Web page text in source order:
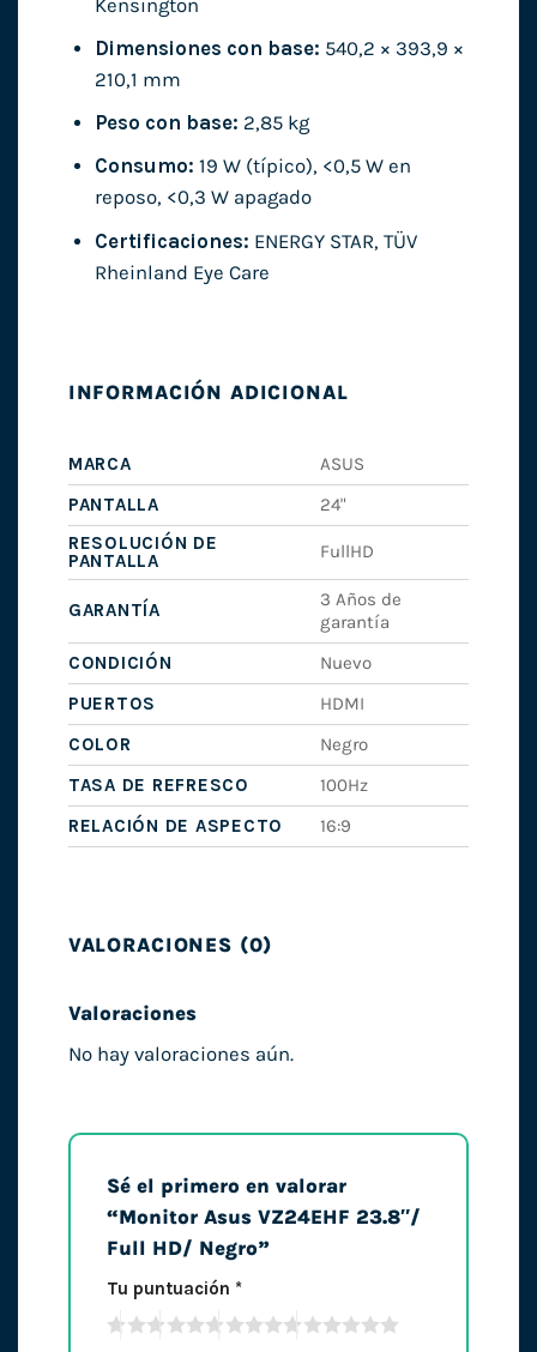
Kensington
Dimensiones con base: 540,2 × 393,9 ×
210,1 mm
Peso con base: 2,85 kg
Consumo: 19 W (típico), <0,5 W en
reposo, <0,3 W apagado
Certificaciones: ENERGY STAR, TÜV
Rheinland Eye Care
INFORMACIÓN ADICIONAL
MARCA
ASUS
PANTALLA
24"
RESOLUCIÓN DE
PANTALLA
FullHD
GARANTÍA
3 Años de
garantía
CONDICIÓN
Nuevo
PUERTOS
HDMI
COLOR
Negro
TASA DE REFRESCO
100Hz
RELACIÓN DE ASPECTO
16:9
VALORACIONES (0)
Valoraciones
No hay valoraciones aún.
Sé el primero en valorar
“Monitor Asus VZ24EHF 23.8″/
Full HD/ Negro”
Tu puntuación *